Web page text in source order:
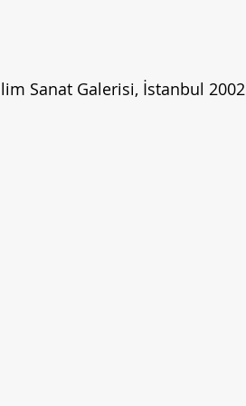
Sanat Galerisi, İstanbul 2002